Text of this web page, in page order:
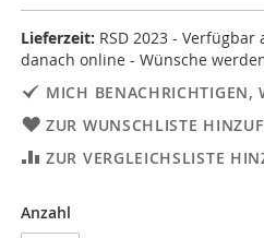
Lieferzeit: RSD 2023 - Verfügbar
danach online - Wünsche
MICH BENACHRICHTIGEN,
ZUR WUNSCHLISTE
ZUR VERGLEICHSLISTE
Anzahl